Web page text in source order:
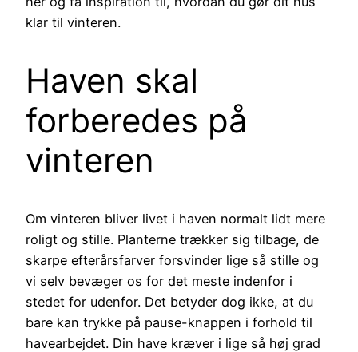
klar til vinteren.
Haven skal
forberedes på
vinteren
Om vinteren bliver livet i haven normalt lidt mere
roligt og stille. Planterne trækker sig tilbage, de
skarpe efterårsfarver forsvinder lige så stille og
vi selv bevæger os for det meste indenfor i
stedet for udenfor. Det betyder dog ikke, at du
bare kan trykke på pause-knappen i forhold til
havearbejdet. Din have kræver i lige så høj grad